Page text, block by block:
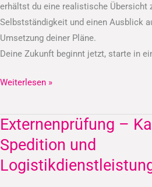
erhältst du eine realistische Übersicht
Selbstständigkeit und einen Ausblick
Umsetzung deiner Pläne.
Deine Zukunft beginnt jetzt, starte in
Weiterlesen »
Externenprüfung –
Spedition und
Externenprüfung
–
Kaufleute
für